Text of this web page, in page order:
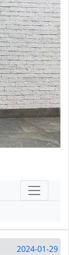
2024-01-29